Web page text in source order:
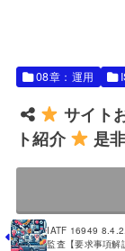
08章：運用
サイト
ト紹介
是
IATF 16949
監査【要求事項解